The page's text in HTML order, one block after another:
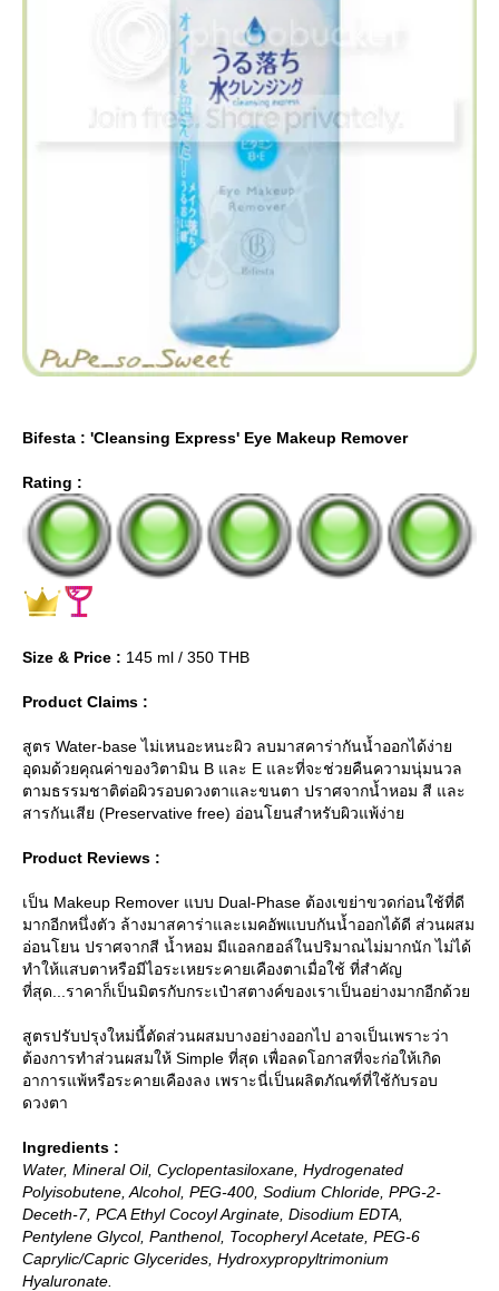
Bifesta : 'Cleansing Express' Eye Makeup Remover
Rating :
Size & Price : 145 ml / 350 THB
Product Claims :
สูตร Water-base ไม่เหนอะหนะผิว ลบมาสคาร่ากันน้ำออกได้ง่า
อุดมด้วยคุณค่าของวิตามิน B และ E และที่จะช่วยคืนความนุ่มนวล
ตามธรรมชาติต่อผิวรอบดวงตาและขนตา ปราศจากน้ำหอม สี และ
สารกันเสีย (Preservative free) อ่อนโยนสำหรับผิวแพ้ง่า
Product Reviews :
เป็น Makeup Remover แบบ Dual-Phase ต้องเขย่าขวดก่อนใช้ที่ดี
มากอีกหนึ่งตัว ล้างมาสคาร่าและเมคอัพแบบกันน้ำออกได้ดี ส่วนผสม
อ่อนโยน ปราศจากสี น้ำหอม มีแอลกฮอล์ในปริมาณไม่มากนัก ไม่ได้
ทำให้แสบตาหรือมีไอระเหยระคายเคืองตาเมื่อใช้ ที่สำคัญ
ที่สุด...ราคาก็เป็นมิตรกับกระเป๋าสตางค์ของเราเป็นอย่างมากอีกด้ว
สูตรปรับปรุงใหม่นี้ตัดส่วนผสมบางอย่างออกไป อาจเป็นเพราะว่า
ต้องการทำส่วนผสมให้ Simple ที่สุด เพื่อลดโอกาสที่จะก่อให้เกิด
อาการแพ้หรือระคายเคืองลง เพราะนี่เป็นผลิตภัณฑ์ที่ใช้กับรอบ
ดวงตา
Ingredients :
Water, Mineral Oil, Cyclopentasiloxane, Hydrogenated
Polyisobutene, Alcohol, PEG-400, Sodium Chloride, PPG-2-
Deceth-7, PCA Ethyl Cocoyl Arginate, Disodium EDTA,
Pentylene Glycol, Panthenol, Tocopheryl Acetate, PEG-6
Caprylic/Capric Glycerides, Hydroxypropyltrimonium
Hyaluronate.